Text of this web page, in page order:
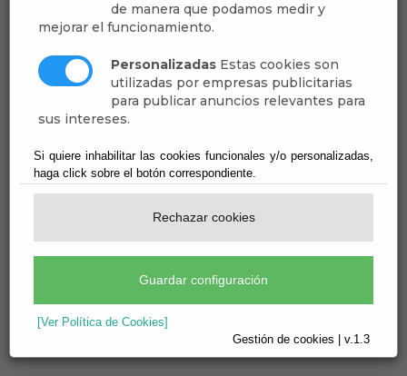
de manera que podamos medir y
mejorar el funcionamiento.
Personalizadas Estas cookies son
utilizadas por empresas publicitarias
para publicar anuncios relevantes para
sus intereses.
Si quiere inhabilitar las cookies funcionales y/o personalizadas,
haga click sobre el botón correspondiente.
Rechazar cookies
Guardar configuración
[Ver Política de Cookies]
Gestión de cookies | v.1.3
Jul
REUNION COTO DE CAZA